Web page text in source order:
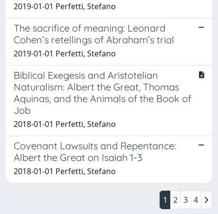
2019-01-01 Perfetti, Stefano
The sacrifice of meaning: Leonard
Cohen’s retellings of Abraham’s trial
2019-01-01 Perfetti, Stefano
Biblical Exegesis and Aristotelian
Naturalism: Albert the Great, Thomas
Aquinas, and the Animals of the Book of
Job
2018-01-01 Perfetti, Stefano
Covenant Lawsuits and Repentance:
Albert the Great on Isaiah 1-3
2018-01-01 Perfetti, Stefano
1 2 3 4